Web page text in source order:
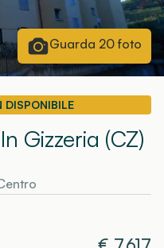
Guarda 20foto
DISPONIBILE
Gizzeria (CZ)